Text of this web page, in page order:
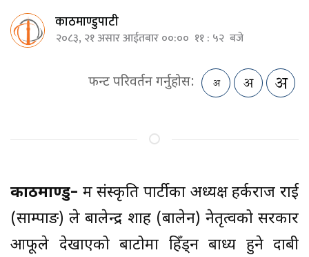
काठमाण्डुपाटी
२०८३, २१ असार आईतबार ००:०० ११ : ५२ बजे
फन्ट परिवर्तन गर्नुहोस:
काठमाण्डु– श्रम संस्कृति पार्टीका अध्यक्ष हर्कराज राई
(साम्पाङ) ले बालेन्द्र शाह (बालेन) नेतृत्वको सरकार
आफूले देखाएको बाटोमा हिँड्न बाध्य हुने दाबी